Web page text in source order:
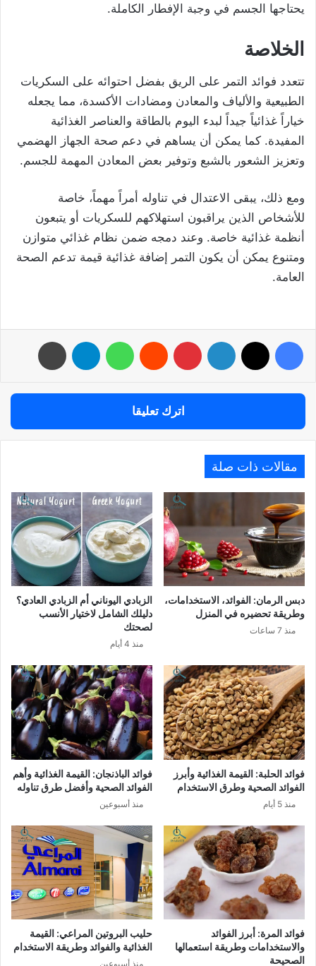
يحتاجها الجسم في وجبة الإفطار الكاملة.
الخلاصة
تتعدد فوائد التمر على الريق بفضل احتوائه على السكريات
الطبيعية والألياف والمعادن ومضادات الأكسدة، مما يجعله
خياراً غذائياً جيداً لبدء اليوم بالطاقة والعناصر الغذائية
المفيدة. كما يمكن أن يساهم في دعم صحة الجهاز الهضمي
وتعزيز الشعور بالشبع وتوفير بعض المعادن المهمة للجسم.
ومع ذلك، يبقى الاعتدال في تناوله أمراً مهماً، خاصة
للأشخاص الذين يراقبون استهلاكهم للسكريات أو يتبعون
أنظمة غذائية خاصة. وعند دمجه ضمن نظام غذائي متوازن
ومتنوع يمكن أن يكون التمر إضافة غذائية قيمة تدعم الصحة
العامة.
فيسبوك لينكدإن بينتيريست واتساب تيلقرام
اترك تعليقا
مقالات ذات صلة
دبس الرمان: الفوائد، الاستخدامات،
وطريقة تحضيره في المنزل
منذ 7 ساعات
الزبادي اليوناني أم الزبادي العادي؟
دليلك الشامل لاختيار الأنسب
لصحتك
منذ 4 أيام
فوائد الحلبة: القيمة الغذائية وأبرز
الفوائد الصحية وطرق الاستخدام
منذ 5 أيام
فوائد الباذنجان: القيمة الغذائية وأهم
الفوائد الصحية وأفضل طرق تناوله
منذ أسبوعين
فوائد المرة: أبرز الفوائد
والاستخدامات وطريقة استعمالها
الصحيحة
حليب البروتين المراعي: القيمة
الغذائية والفوائد وطريقة الاستخدام
منذ أسبوعين